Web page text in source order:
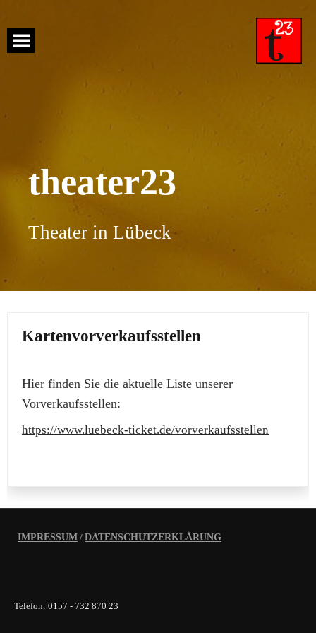
content
theater23
Theater in Lübeck
Kartenvorverkaufsstellen
Hier finden Sie die aktuelle Liste unserer
Vorverkaufsstellen:
https://www.luebeck-ticket.de/vorverkaufsstellen
IMPRESSUM / DATENSCHUTZERKLÄRUNG
Telefon: 0157 - 732 870 23